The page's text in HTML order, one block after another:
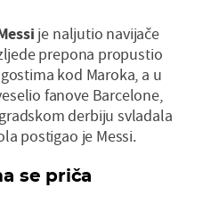
je naljutio navijače
prepona propustio
kod Maroka, a u
fanove Barcelone,
derbiju svladala
postigao je Messi.
se priča